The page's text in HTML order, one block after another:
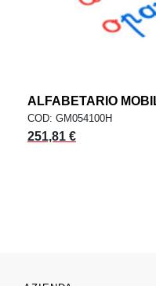
ALFABETARIO
COD: GM054100H
251,81 €